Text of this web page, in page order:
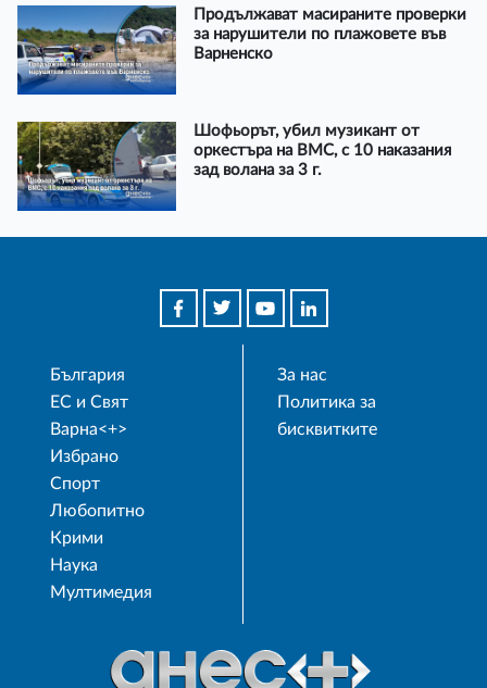
Продължават масираните проверки
за нарушители по плажовете във
Варненско
Шофьорът, убил музикант от
оркестъра на ВМС, с 10 наказания
зад волана за 3 г.
България
ЕС и Свят
Варна<+>
Избрано
Спорт
Любопитно
Крими
Наука
Мултимедия
За нас
Политика за
бисквитките